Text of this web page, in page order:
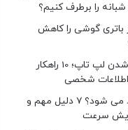
را برطرف کنیم؟
باتری گوشی را کاهش
آموزش جلوگیری از هک شدن لپ تاپ؛ 10 راهکار
شخصی
چرا لپتاپ شما ناگهان کند می شود؟ ۷ دلیل مهم و
سرعت